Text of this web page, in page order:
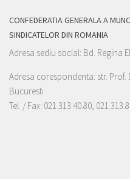
CONFEDERATIA GENERALA A
SINDICATELOR DIN ROMANIA
Adresa sediu social: Bd. Regina
Adresa corespondenta: str. Prof.
Bucuresti
Tel. / Fax: 021.313.40.80,